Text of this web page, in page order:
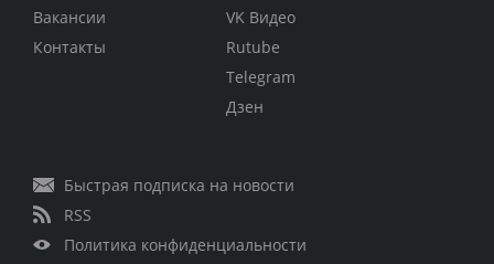
Вакансии
Контакты
VK Видео
Rutube
Telegram
Дзен
Быстрая подписка на новости
RSS
Политика конфиденциальности